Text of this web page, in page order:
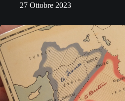
27 Ottobre 2023